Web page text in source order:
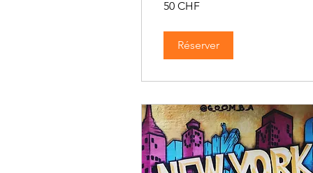
francs
50 CHF
Réserver